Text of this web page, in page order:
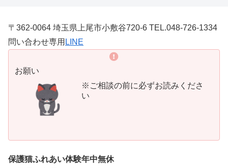
〒362-0064 埼玉県上尾市小敷谷720-6 TEL.048-726-1334
問い合わせ専用 LINE
お願い
※ご相談の前に必ずお読みくださ
い
保護猫ふれあい体験年中無休